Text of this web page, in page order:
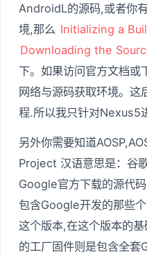
AndroidL的源码,或者你
境,那么 Initializing a
Downloading the
下。如果访问官方文档或
网络与源码获取环境。
程.所以我只针对Nexus5
另外你需要知道
Project 汉语意思是：谷
Google官方下载的源代
包含Google开发的那些
这个版本,在这个版本的
的工厂固件则是包含全